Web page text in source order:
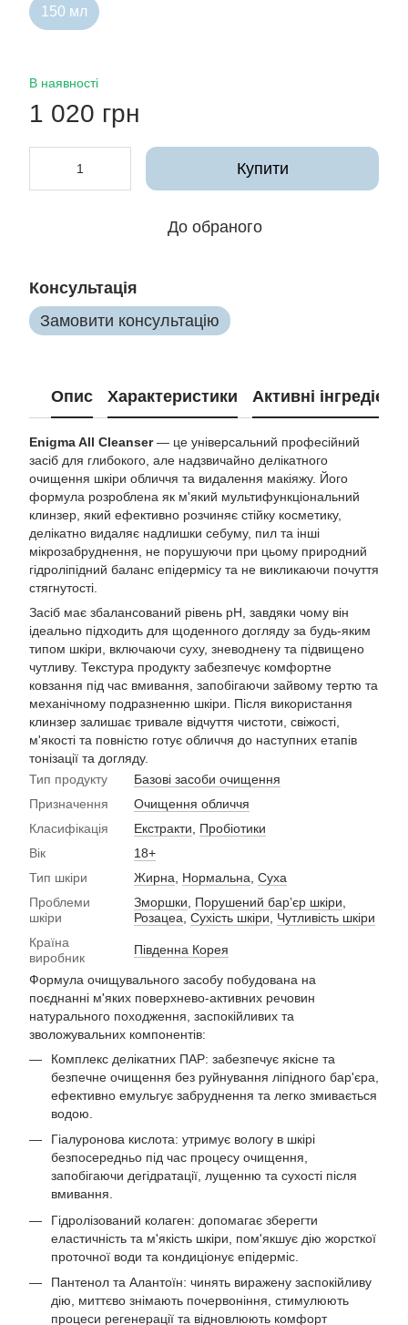
150 мл
В наявності
1 020 грн
Купити
До обраного
Консультація
Замовити консультацію
Опис Характеристики Активні
Enigma All Cleanser— це універсальний професійний
засіб для глибокого, але надзвичайно делікатного
очищення шкіри обличчя та видалення макіяжу. Його
формула розроблена як м'який мультифункціональний
клинзер, який ефективно розчиняє стійку косметику,
делікатно видаляє надлишки себуму, пил та інші
мікрозабруднення, не порушуючи при цьому природний
гідроліпідний баланс епідермісу та не викликаючи почуття
стягнутості.
Засіб має збалансований рівень pH, завдяки чому він
ідеально підходить для щоденного догляду за будь-яким
типом шкіри, включаючи суху, зневоднену та підвищено
чутливу. Текстура продукту забезпечує комфортне
ковзання під час вмивання, запобігаючи зайвому тертю та
механічному подразненню шкіри. Після використання
клинзер залишає тривале відчуття чистоти, свіжості,
м'якості та повністю готує обличчя до наступних етапів
тонізації та догляду.
Тип продукту
Базові засоби очищення
Призначення
Очищення обличчя
Класифікація
Екстракти
Пробіотики
Вік
18+
Тип шкіри
Жирна Нормальна Суха
Проблеми
шкіри
Зморшки Порушений барʼєр шкіри
Розацеа Сухість шкіри
Чутливість шкіри
Країна
виробник
Південна Корея
Формула очищувального засобу побудована на
поєднанні м'яких поверхнево-активних речовин
натурального походження, заспокійливих та
зволожувальних компонентів:
Комплекс делікатних ПАР: забезпечує якісне та
безпечне очищення без руйнування ліпідного бар'єра,
ефективно емульгує забруднення та легко змивається
водою.
Гіалуронова кислота: утримує вологу в шкірі
безпосередньо під час процесу очищення,
запобігаючи дегідратації, лущенню та сухості після
вмивання.
Гідролізований колаген: допомагає зберегти
еластичність та м'якість шкіри, пом'якшує дію жорсткої
проточної води та кондиціонує епідерміс.
Пантенол та Алантоїн: чинять виражену заспокійливу
дію, миттєво знімають почервоніння, стимулюють
процеси регенерації та відновлюють комфорт